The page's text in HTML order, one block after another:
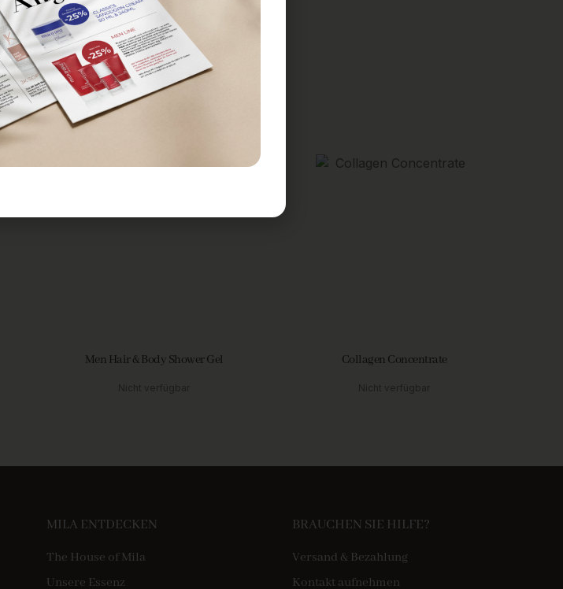
Men Hair & Body Shower Gel Collagen Concentrate
MILA ENTDECKEN
The House of Mila
Unsere Essenz
BRAUCHEN SIE HILFE?
Versand & Bezahlung
Kontakt aufnehmen